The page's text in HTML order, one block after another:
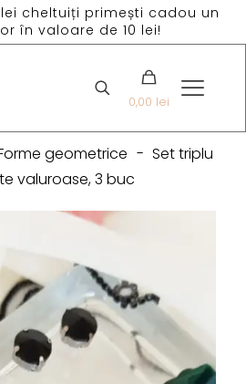
lei cheltuiți primești cadou un
în valoare de 10 lei!
0,00 lei
geometrice - Set triplu
valuroase, 3 buc